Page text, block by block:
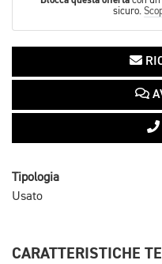
sicuro.
Tipologia
Usato
CARATTERISTICHE